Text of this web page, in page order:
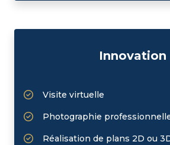
3, rue Jacques Faggianelli - 20200
Innovation
Visite virtuelle
Photographie
Réalisation de plans 2D ou